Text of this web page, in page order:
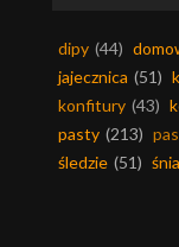
dipy (44)
jajecznica (51)
konfitury (43)
pasty (213)
śledzie (51)